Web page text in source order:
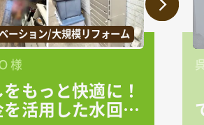
ーション/大規模リフォーム
様
もっと快適に！
活用した水回り